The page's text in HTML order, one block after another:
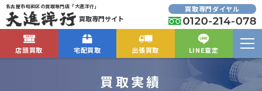
名古屋市昭和区の買取専門店「大進洋行」
買取専門サイト
買取専門ダイヤル
店頭買取 宅配買取 出張買取 LINE査定
買取実績